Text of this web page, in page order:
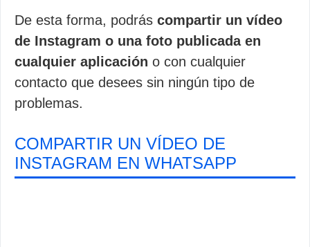
De esta forma, podrás compartir un vídeo
de Instagram o una foto publicada en
cualquier aplicación o con cualquier
contacto que desees sin ningún tipo de
problemas.
COMPARTIR UN VÍDEO DE
INSTAGRAM EN WHATSAPP